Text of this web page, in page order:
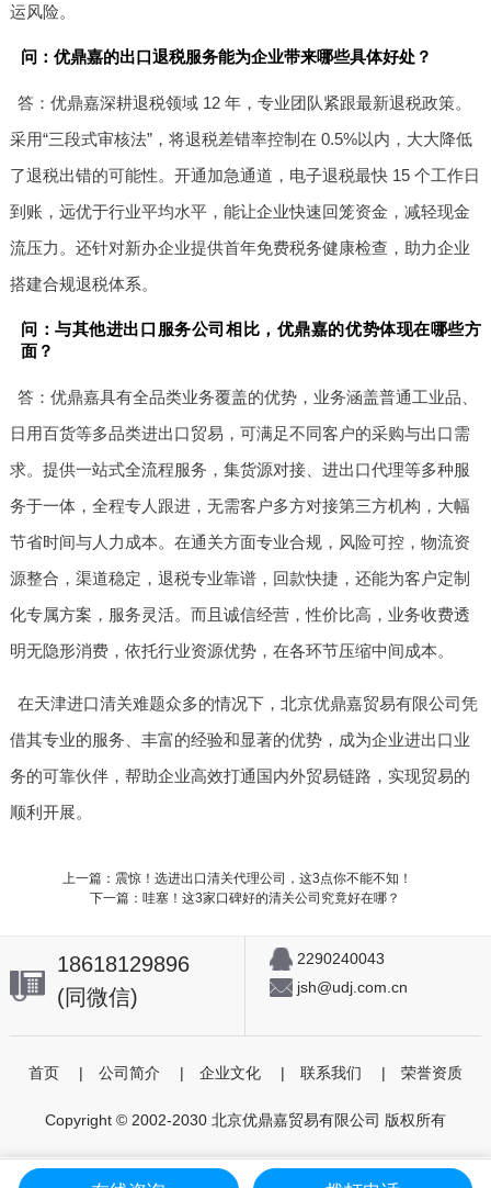
运风险。
问：优鼎嘉的出口退税服务能为企业带来哪些具体好处？
答：优鼎嘉深耕退税领域 12 年，专业团队紧跟最新退税政策。
采用“三段式审核法”，将退税差错率控制在 0.5%以内，大大降低
了退税出错的可能性。开通加急通道，电子退税最快 15 个工作日
到账，远优于行业平均水平，能让企业快速回笼资金，减轻现金
流压力。还针对新办企业提供首年免费税务健康检查，助力企业
搭建合规退税体系。
问：与其他进出口服务公司相比，优鼎嘉的优势体现在哪些方
面？
答：优鼎嘉具有全品类业务覆盖的优势，业务涵盖普通工业品、
日用百货等多品类进出口贸易，可满足不同客户的采购与出口需
求。提供一站式全流程服务，集货源对接、进出口代理等多种服
务于一体，全程专人跟进，无需客户多方对接第三方机构，大幅
节省时间与人力成本。在通关方面专业合规，风险可控，物流资
源整合，渠道稳定，退税专业靠谱，回款快捷，还能为客户定制
化专属方案，服务灵活。而且诚信经营，性价比高，业务收费透
明无隐形消费，依托行业资源优势，在各环节压缩中间成本。
在天津进口清关难题众多的情况下，北京优鼎嘉贸易有限公司凭
借其专业的服务、丰富的经验和显著的优势，成为企业进出口业
务的可靠伙伴，帮助企业高效打通国内外贸易链路，实现贸易的
顺利开展。
上一篇：震惊！选进出口清关代理公司，这3点你不能不知！
下一篇：哇塞！这3家口碑好的清关公司究竟好在哪？
18618129896
(同微信)
2290240043
jsh@udj.com.cn
首页 | 公司简介 | 企业文化 | 联系我们 | 荣誉资质
Copyright © 2002-2030 北京优鼎嘉贸易有限公司 版权所有